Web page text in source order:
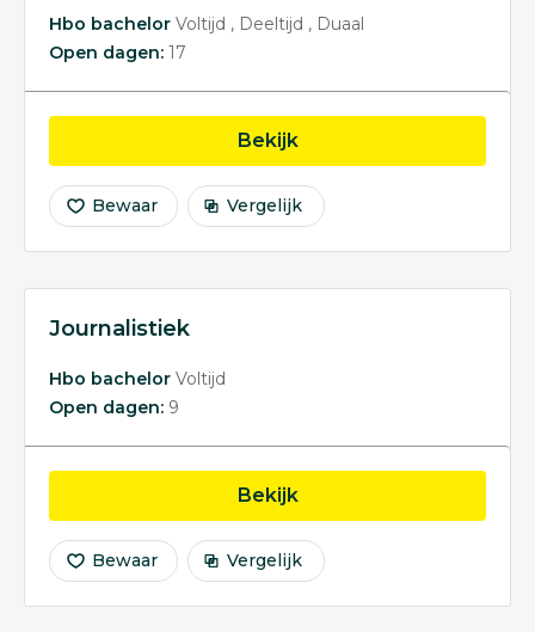
Hbo bachelor Voltijd Deeltijd
Duaal
Open dagen: 17
Bekijkopleiding Opleiding tot
Bewaar Vergelijk
Journalistiek
Hbo bachelor Voltijd
Open dagen: 9
Bekijkopleiding Journalistiek
Bewaar Vergelijk